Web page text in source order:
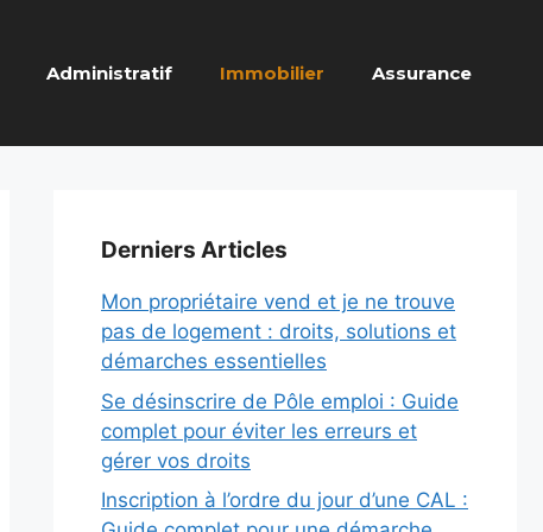
Administratif Immobilier Assurance
Derniers Articles
Mon propriétaire vend et je ne trouve
pas de logement : droits, solutions et
démarches essentielles
Se désinscrire de Pôle emploi : Guide
complet pour éviter les erreurs et
gérer vos droits
Inscription à l’ordre du jour d’une CAL :